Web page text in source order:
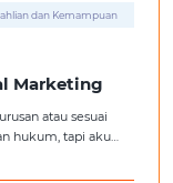
dan Kemampuan
Marketing
atau sesuai
hukum, tapi aku